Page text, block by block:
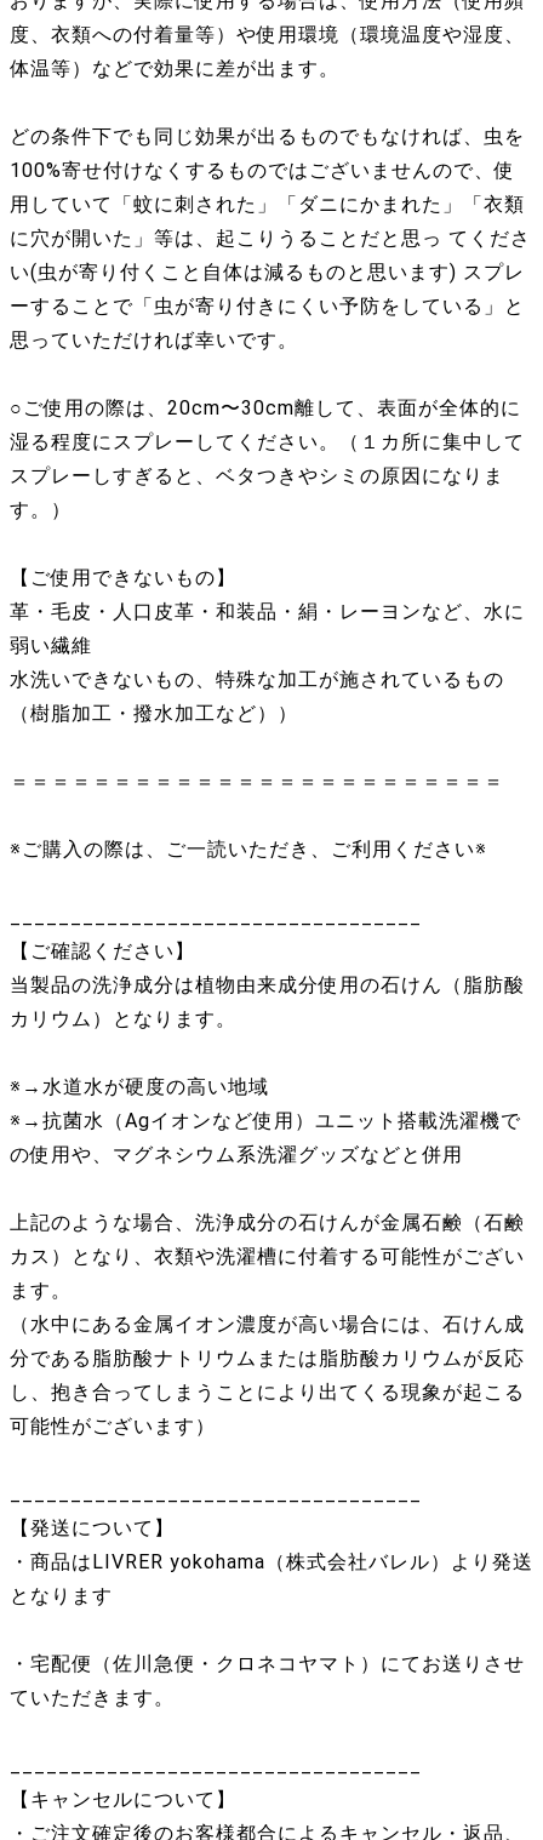
度、衣類への付着量等）や使用環境（環境温度や湿度、
体温等）などで効果に差が出ます。
どの条件下でも同じ効果が出るものでもなければ、虫を
100%寄せ付けなくするものではございませんので、使
用していて「蚊に刺された」「ダニにかまれた」「衣類
に穴が開いた」等は、起こりうることだと思っ てくださ
い(虫が寄り付くこと自体は減るものと思います) スプレ
ーすることで「虫が寄り付きにくい予防をしている」と
思っていただければ幸いです。
○ご使用の際は、20cm〜30cm離して、表面が全体的に
湿る程度にスプレーしてください。（１カ所に集中して
スプレーしすぎると、ベタつきやシミの原因になりま
す。）
【ご使用できないもの】
革・毛皮・人口皮革・和装品・絹・レーヨンなど、水に
弱い繊維
水洗いできないもの、特殊な加工が施されているもの
（樹脂加工・撥水加工など））
＝＝＝＝＝＝＝＝＝＝＝＝＝＝＝＝＝＝＝＝＝＝＝＝
※ご購入の際は、ご一読いただき、ご利用ください※
【ご確認ください】
当製品の洗浄成分は植物由来成分使用の石けん（脂肪酸
カリウム）となります。
※→水道水が硬度の高い地域
※→抗菌水（Agイオンなど使用）ユニット搭載洗濯機で
の使用や、マグネシウム系洗濯グッズなどと併用
上記のような場合、洗浄成分の石けんが金属石鹸（石鹸
カス）となり、衣類や洗濯槽に付着する可能性がござい
ます。
（水中にある金属イオン濃度が高い場合には、石けん成
分である脂肪酸ナトリウムまたは脂肪酸カリウムが反応
し、抱き合ってしまうことにより出てくる現象が起こる
可能性がございます）
【発送について】
・商品はLIVRER yokohama（株式会社バレル）より発送
となります
・宅配便（佐川急便・クロネコヤマト）にてお送りさせ
ていただきます。
【キャンセルについて】
・ご注文確定後のお客様都合によるキャンセル・返品、